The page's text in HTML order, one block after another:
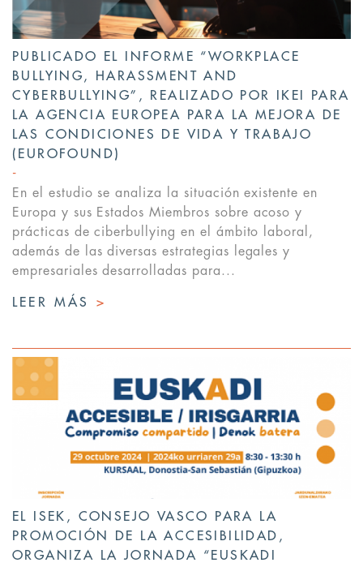
PUBLICADO EL INFORME “WORKPLACE
BULLYING, HARASSMENT AND
CYBERBULLYING”, REALIZADO POR IKEI PARA
LA AGENCIA EUROPEA PARA LA MEJORA DE
LAS CONDICIONES DE VIDA Y TRABAJO
(EUROFOUND)
En el estudio se analiza la situación existente en
Europa y sus Estados Miembros sobre acoso y
prácticas de ciberbullying en el ámbito laboral,
además de las diversas estrategias legales y
empresariales desarrolladas para...
LEER MÁS >
EL ISEK, CONSEJO VASCO PARA LA
PROMOCIÓN DE LA ACCESIBILIDAD,
ORGANIZA LA JORNADA “EUSKADI